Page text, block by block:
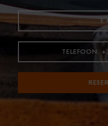
TELEFOON: